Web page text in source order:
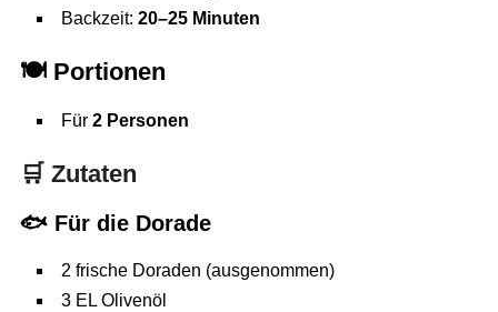
Backzeit: 20–25 Minuten
🍽️ Portionen
Für 2 Personen
🛒 Zutaten
🐟 Für die Dorade
2 frische Doraden (ausgenommen)
3 EL Olivenöl